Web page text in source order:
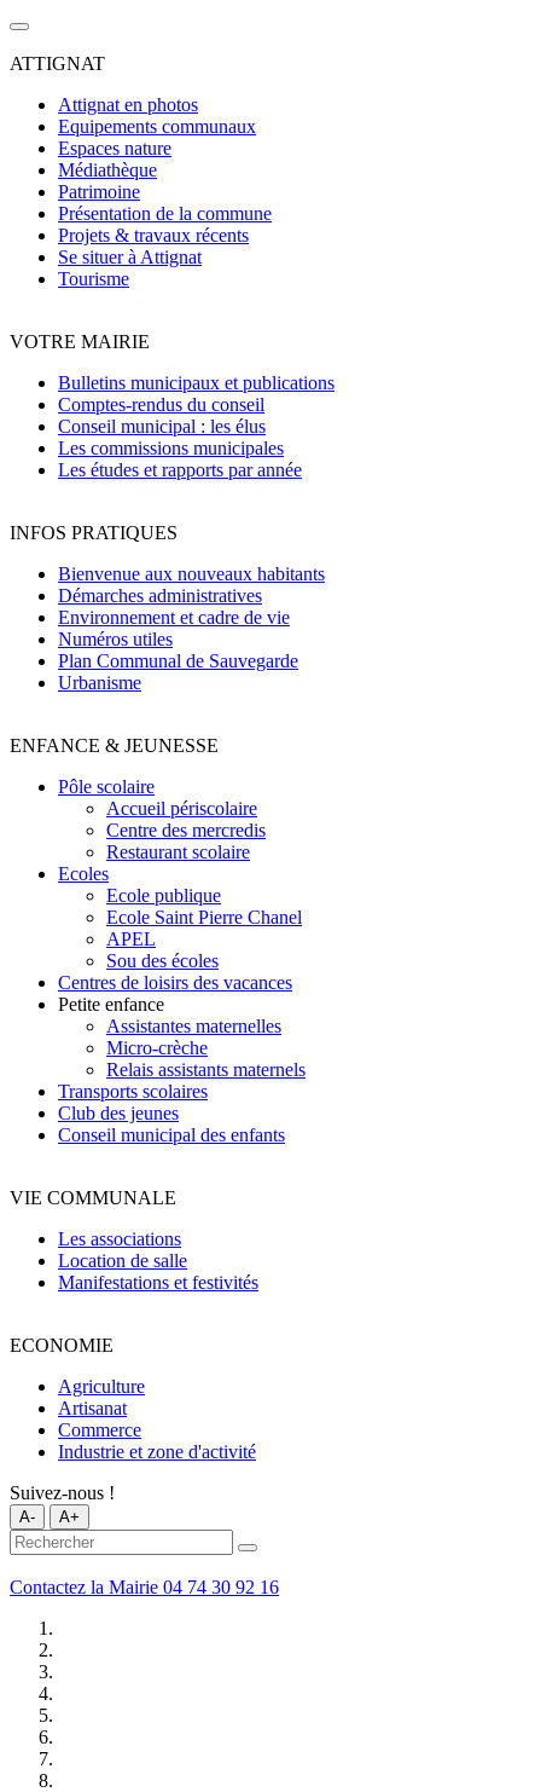
ATTIGNAT
Attignat en photos
Equipements communaux
Espaces nature
Médiathèque
Patrimoine
Présentation de la commune
Projets & travaux récents
Se situer à Attignat
Tourisme
VOTRE MAIRIE
Bulletins municipaux et publications
Comptes-rendus du conseil
Conseil municipal : les élus
Les commissions municipales
Les études et rapports par année
INFOS PRATIQUES
Bienvenue aux nouveaux habitants
Démarches administratives
Environnement et cadre de vie
Numéros utiles
Plan Communal de Sauvegarde
Urbanisme
ENFANCE & JEUNESSE
Pôle scolaire
Accueil périscolaire
Centre des mercredis
Restaurant scolaire
Ecoles
Ecole publique
Ecole Saint Pierre Chanel
APEL
Sou des écoles
Centres de loisirs des vacances
Petite enfance
Assistantes maternelles
Micro-crèche
Relais assistants maternels
Transports scolaires
Club des jeunes
Conseil municipal des enfants
VIE COMMUNALE
Les associations
Location de salle
Manifestations et festivités
ECONOMIE
Agriculture
Artisanat
Commerce
Industrie et zone d'activité
Suivez-nous !
A- A+
Contactez la Mairie 04 74 30 92 16